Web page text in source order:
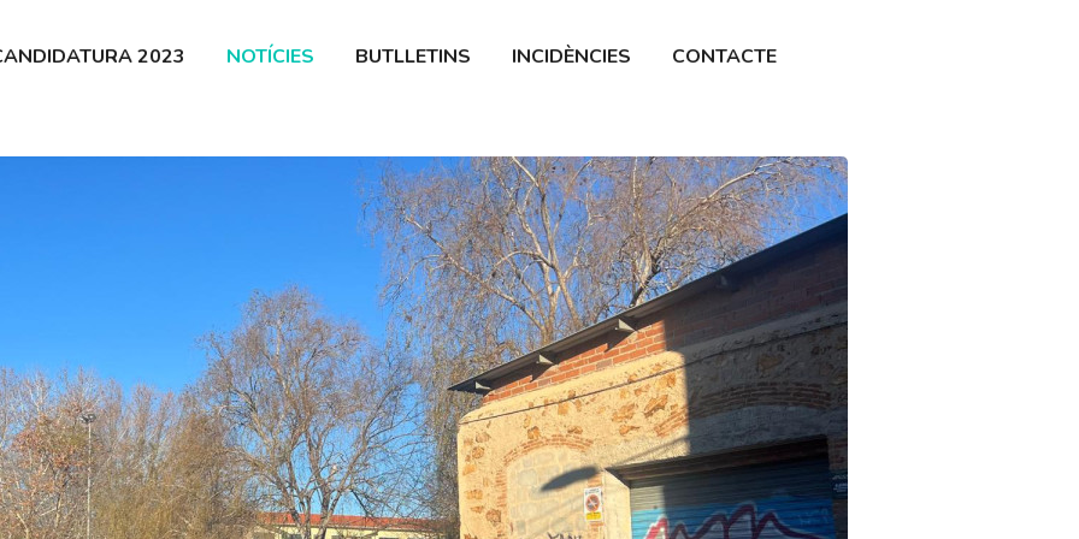
2023 NOTÍCIES BUTLLETINS INCIDÈNCIES CONTACTE